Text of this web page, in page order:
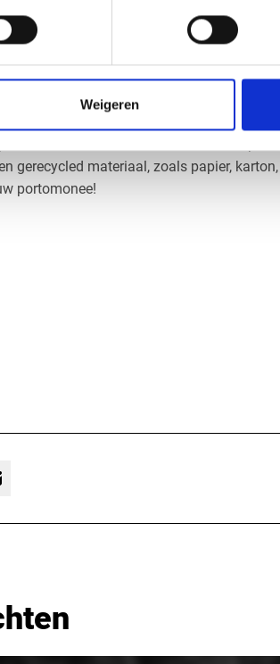
Weigeren
plaat gemaakt van dit materiaal. LDPE
voor het maken van bots- en
gerecycled materiaal, zoals papier,
portomonee!